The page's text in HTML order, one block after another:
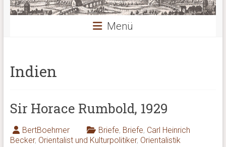
Menü
Indien
Sir Horace Rumbold, 1929
BertBoehmer Briefe, Briefe, Carl Heinrich
Becker, Orientalist und Kulturpolitiker, Orientalistik